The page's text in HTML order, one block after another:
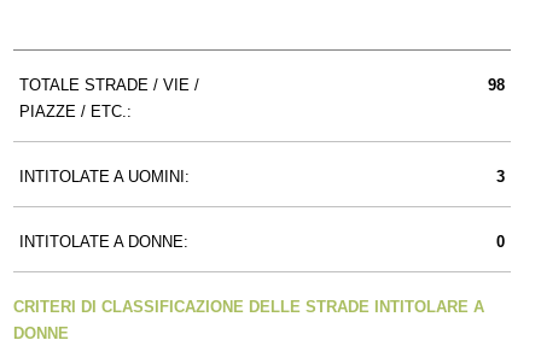
TOTALE STRADE / VIE /
PIAZZE / ETC.:
98
INTITOLATE A UOMINI: 3
INTITOLATE A DONNE: 0
CRITERI DI CLASSIFICAZIONE DELLE STRADE INTITOLARE A
DONNE